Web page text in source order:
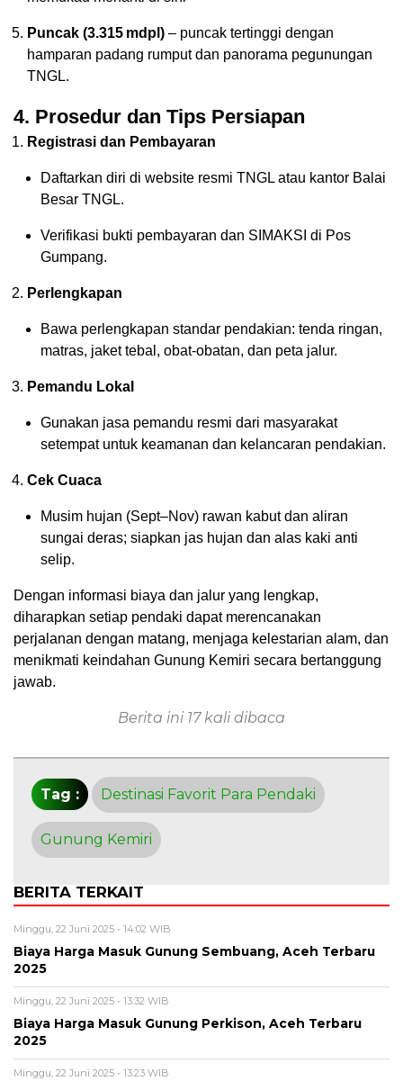
Puncak (3.315 mdpl) – puncak tertinggi dengan
hamparan padang rumput dan panorama pegunungan
TNGL.
4. Prosedur dan Tips Persiapan
Registrasi dan Pembayaran
Daftarkan diri di website resmi TNGL atau kantor Balai
Besar TNGL.
Verifikasi bukti pembayaran dan SIMAKSI di Pos
Gumpang.
Perlengkapan
Bawa perlengkapan standar pendakian: tenda ringan,
matras, jaket tebal, obat-obatan, dan peta jalur.
Pemandu Lokal
Gunakan jasa pemandu resmi dari masyarakat
setempat untuk keamanan dan kelancaran pendakian.
Cek Cuaca
Musim hujan (Sept–Nov) rawan kabut dan aliran
sungai deras; siapkan jas hujan dan alas kaki anti
selip.
Dengan informasi biaya dan jalur yang lengkap,
diharapkan setiap pendaki dapat merencanakan
perjalanan dengan matang, menjaga kelestarian alam, dan
menikmati keindahan Gunung Kemiri secara bertanggung
jawab.
Berita ini 17 kali dibaca
Tag : Destinasi Favorit Para Pendaki
Gunung Kemiri
BERITA TERKAIT
Minggu, 22 Juni 2025 - 14:02 WIB
Biaya Harga Masuk Gunung Sembuang, Aceh Terbaru
2025
Minggu, 22 Juni 2025 - 13:32 WIB
Biaya Harga Masuk Gunung Perkison, Aceh Terbaru
2025
Minggu, 22 Juni 2025 - 13:23 WIB